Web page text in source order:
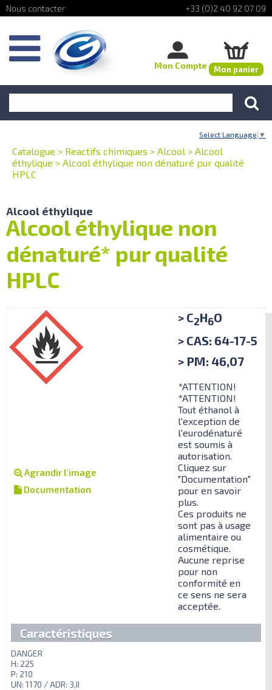
+33 (0)2 40 92 07 09
Mon Compte Mon panier
Select Language ▼
Catalogue > Reactifs chimiques > Alcool > Alcool
éthylique > Alcool éthylique non dénaturé pur qualité
HPLC
Alcool éthylique
Alcool éthylique non
dénaturé* pur qualité
HPLC
Agrandir l'image
Documentation
> C2H6O
> CAS: 64-17-5
> PM: 46,07
*ATTENTION!
*ATTENTION!
Tout éthanol à
l'exception de
l'eurodénaturé
est soumis à
autorisation.
Cliquez sur
"Documentation"
pour en savoir
plus.
Ces produits ne
sont pas à usage
alimentaire ou
cosmétique.
Aucune reprise
pour non
conformité en
ce sens ne sera
acceptée.
Caractéristiques
DANGER
H: 225
P: 210
UN: 1170 / ADR: 3,II